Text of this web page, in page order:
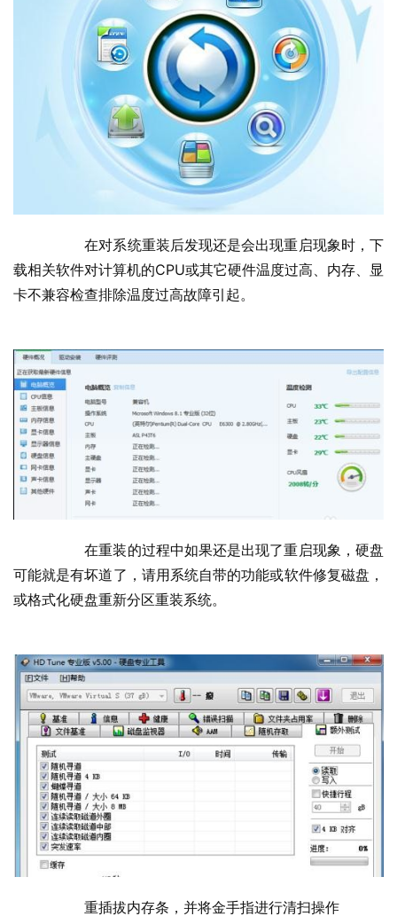
载相关软件对计算机的CPU或其它硬件温度过高、内存、显
卡不兼容检查排除温度过高故障引起。
可能就是有坏道了，请用系统自带的功能或软件修复磁盘，
或格式化硬盘重新分区重装系统。
  	重插拔内存条，并将金手指进行清扫操作